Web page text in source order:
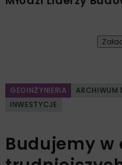
GEOINŻYNIERIA
ARCHIWUM
INWESTYCJE
Budujemy w